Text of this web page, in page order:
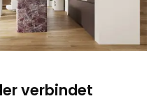
verbindet